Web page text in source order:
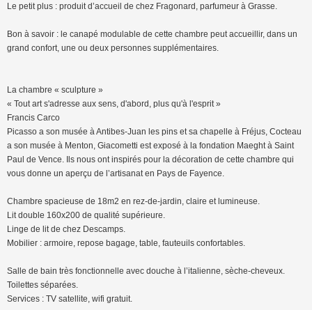
Le petit plus : produit d’accueil de chez Fragonard, parfumeur à Grasse.
Bon à savoir : le canapé modulable de cette chambre peut accueillir, dans un
grand confort, une ou deux personnes supplémentaires.
La chambre « sculpture »
« Tout art s'adresse aux sens, d'abord, plus qu'à l'esprit »
Francis Carco
Picasso a son musée à Antibes-Juan les pins et sa chapelle à Fréjus, Cocteau
a son musée à Menton, Giacometti est exposé à la fondation Maeght à Saint
Paul de Vence. Ils nous ont inspirés pour la décoration de cette chambre qui
vous donne un aperçu de l’artisanat en Pays de Fayence.
Chambre spacieuse de 18m2 en rez-de-jardin, claire et lumineuse.
Lit double 160x200 de qualité supérieure.
Linge de lit de chez Descamps.
Mobilier : armoire, repose bagage, table, fauteuils confortables.
Salle de bain très fonctionnelle avec douche à l’italienne, sèche-cheveux.
Toilettes séparées.
Services : TV satellite, wifi gratuit.